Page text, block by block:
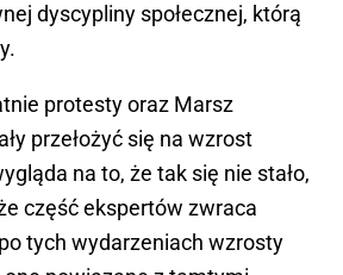
dyscypliny społecznej, którą
protesty oraz Marsz
przełożyć się na wzrost
na to, że tak się nie stało,
część ekspertów zwraca
tych wydarzeniach wzrosty